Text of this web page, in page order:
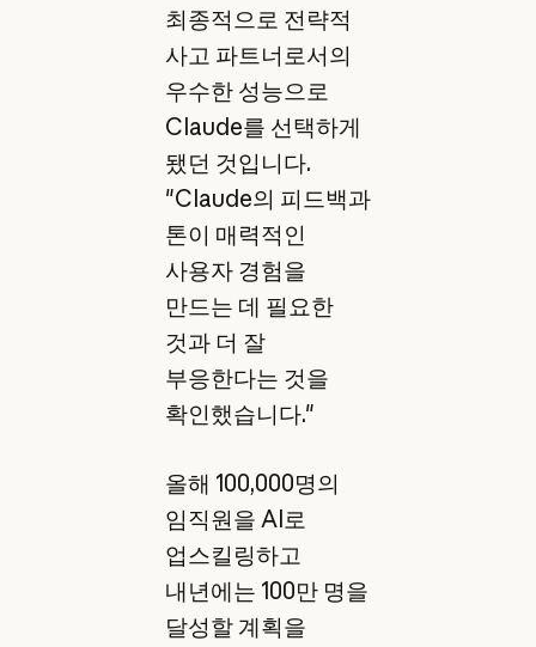
최종적으로 전략적
사고 파트너로서의
우수한 성능으로
Claude를 선택하게
됐던 것입니다.
"Claude의 피드백과
톤이 매력적인
사용자 경험을
만드는 데 필요한
것과 더 잘
부응한다는 것을
확인했습니다."
올해 100,000명의
임직원을 AI로
업스킬링하고
내년에는 100만 명을
달성할 계획을